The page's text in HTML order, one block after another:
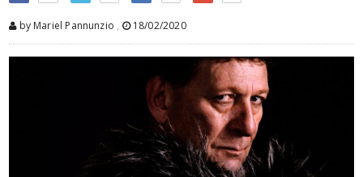
by Mariel Pannunzio , 18/02/2020